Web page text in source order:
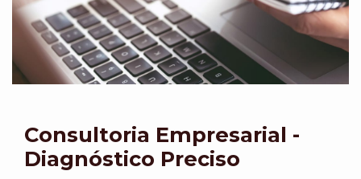
Consultoria Empresarial -
Diagnóstico Preciso